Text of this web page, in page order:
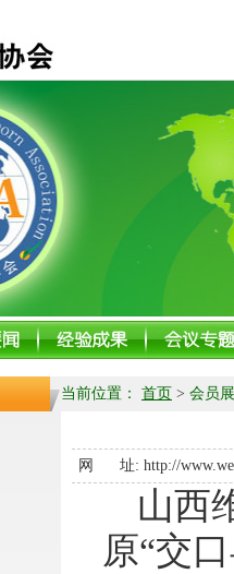
当前位置： 首页 > 会员
网 址: http://
山西
原“交